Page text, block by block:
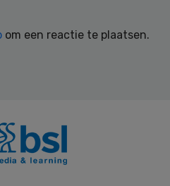
om een reactie te plaatsen.